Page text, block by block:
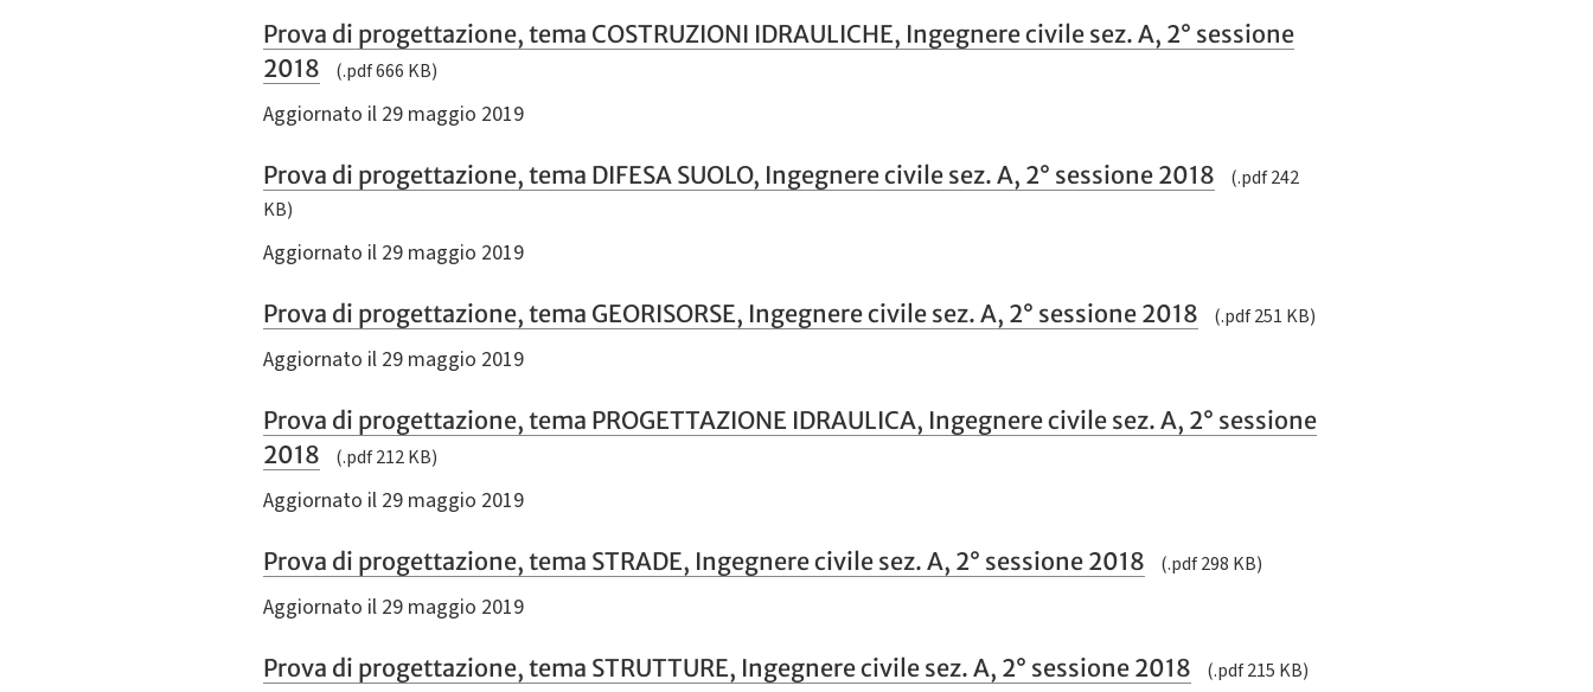
Prova di progettazione, tema COSTRUZIONI IDRAULICHE, Ingegnere civile sez. A, 2° sessione
2018
(.pdf 666 KB)
Aggiornato il 29 maggio 2019
Prova di progettazione, tema DIFESA SUOLO, Ingegnere civile sez. A, 2° sessione 2018
(.pdf 242
KB)
Aggiornato il 29 maggio 2019
Prova di progettazione, tema GEORISORSE, Ingegnere civile sez. A, 2° sessione 2018 (.pdf 251 KB)
Aggiornato il 29 maggio 2019
Prova di progettazione, tema PROGETTAZIONE IDRAULICA, Ingegnere civile sez. A, 2° sessione
2018
(.pdf 212 KB)
Aggiornato il 29 maggio 2019
Prova di progettazione, tema STRADE, Ingegnere civile sez. A, 2° sessione 2018 (.pdf 298 KB)
Aggiornato il 29 maggio 2019
Prova di progettazione, tema STRUTTURE, Ingegnere civile sez. A, 2° sessione 2018 (.pdf 215 KB)